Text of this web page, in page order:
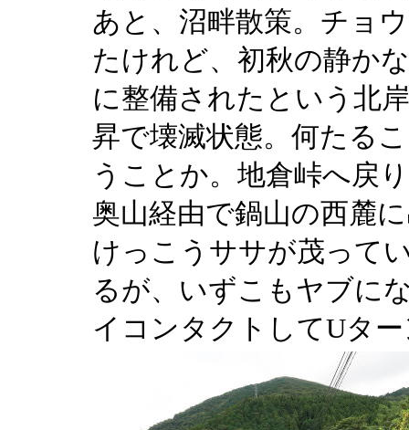
あと、沼畔散策。チョ
たけれど、初秋の静か
に整備されたという北
昇で壊滅状態。何たる
うことか。地倉峠へ戻
奥山経由で鍋山の西麓
けっこうササが茂って
るが、いずこもヤブに
イコンタクトしてUタ